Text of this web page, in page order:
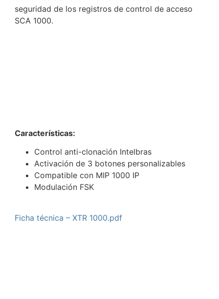
seguridad de los registros de control de acceso
SCA 1000.
Características:
Control anti-clonación Intelbras
Activación de 3 botones personalizables
Compatible con MIP 1000 IP
Modulación FSK
Ficha técnica – XTR 1000.pdf